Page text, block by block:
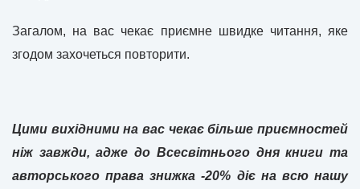
Загалом, на вас чекає приємне швидке читання, яке
згодом захочеться повторити.
Цими вихідними на вас чекає більше приємностей
ніж завжди, адже до Всесвітнього дня книги та
авторського права знижка -20% діє на всю нашу